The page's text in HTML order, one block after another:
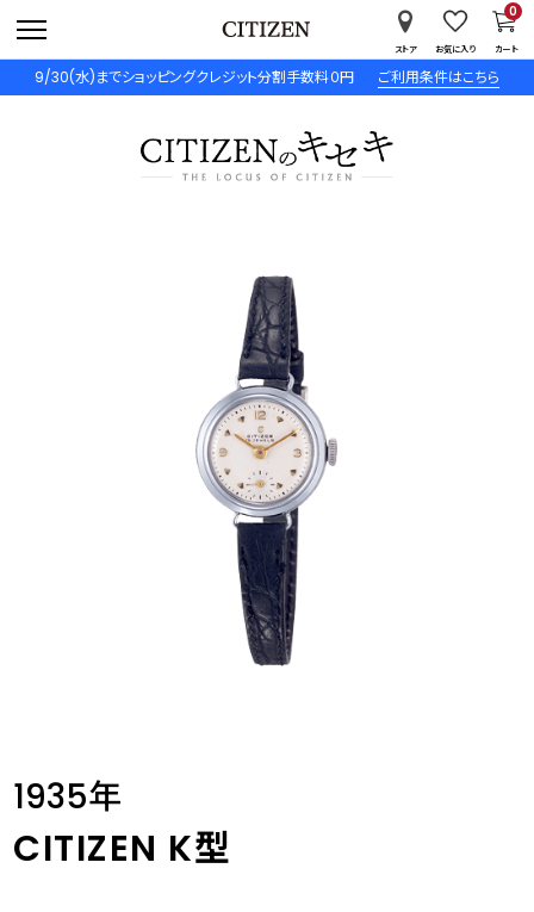
9/30(水)までショッピングクレジット分割手数料０円 ご利用条件はこちら
ストア お気に入り カート
0
1935年
CITIZEN K型